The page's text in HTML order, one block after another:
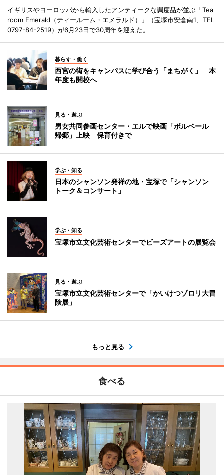
イギリスやヨーロッパから輸入したアンティークな調度品が並ぶ「Tea
room Emerald（ティールーム・エメラルド）」（宝塚市安倉南1、TEL
0797-84-2519）が6月23日で30周年を迎えた。
暮らす・働く
西宮の街をキャンパスに学び合う「まちがく」 本
年度も開校へ
見る・遊ぶ
男女共同参画センター・エルで映画「ボルベール
帰郷」上映 保育付きで
学ぶ・知る
日本のシャンソン発祥の地・宝塚で「シャンソン
トーク＆コンサート」
学ぶ・知る
宝塚市立文化芸術センターでビーズアートの展覧会
見る・遊ぶ
宝塚市立文化芸術センターで「かいけつゾロリ大冒
険展」
もっと見る
食べる